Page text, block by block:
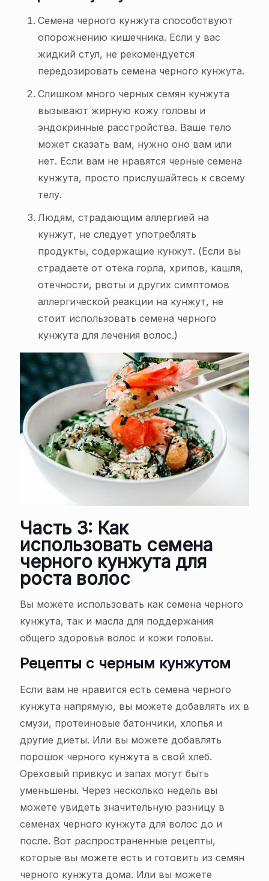
Семена черного кунжута способствуют
опорожнению кишечника. Если у вас
жидкий стул, не рекомендуется
передозировать семена черного кунжута.
Слишком много черных семян кунжута
вызывают жирную кожу головы и
эндокринные расстройства. Ваше тело
может сказать вам, нужно оно вам или
нет. Если вам не нравятся черные семена
кунжута, просто прислушайтесь к своему
телу.
Людям, страдающим аллергией на
кунжут, не следует употреблять
продукты, содержащие кунжут. (Если вы
страдаете от отека горла, хрипов, кашля,
отечности, рвоты и других симптомов
аллергической реакции на кунжут, не
стоит использовать семена черного
кунжута для лечения волос.)
Часть 3: Как
использовать семена
черного кунжута для
роста волос
Вы можете использовать как семена черного
кунжута, так и масла для поддержания
общего здоровья волос и кожи головы.
Рецепты с черным кунжутом
Если вам не нравится есть семена черного
кунжута напрямую, вы можете добавлять их в
смузи, протеиновые батончики, хлопья и
другие диеты. Или вы можете добавлять
порошок черного кунжута в свой хлеб.
Ореховый привкус и запах могут быть
уменьшены. Через несколько недель вы
можете увидеть значительную разницу в
семенах черного кунжута для волос до и
после. Вот распространенные рецепты,
которые вы можете есть и готовить из семян
черного кунжута дома. Или вы можете